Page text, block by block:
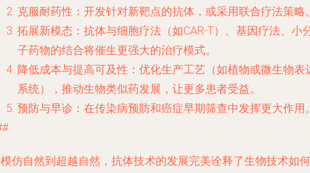
克服耐药性 ：开发针对新靶点的抗体，或采用联合疗法策略
拓展新模态 ：抗体与细胞疗法（如CAR-T）、基因疗法、小
子药物的结合将催生更强大的治疗模式。
降低成本与提高可及性 ：优化生产工艺（如植物或微生物表
系统），推动生物类似药发展，让更多患者受益。
预防与早诊 ：在传染病预防和癌症早期筛查中发挥更大作用
仿自然到超越自然，抗体技术的发展完美诠释了生物技术如何